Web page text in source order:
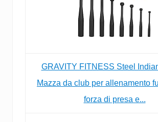
GRAVITY FITNESS Steel
Mazza da club per allenamento
forza di presa e...